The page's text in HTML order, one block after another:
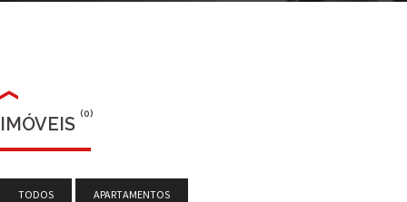
IMÓVEIS (0)
TODOS APARTAMENTOS